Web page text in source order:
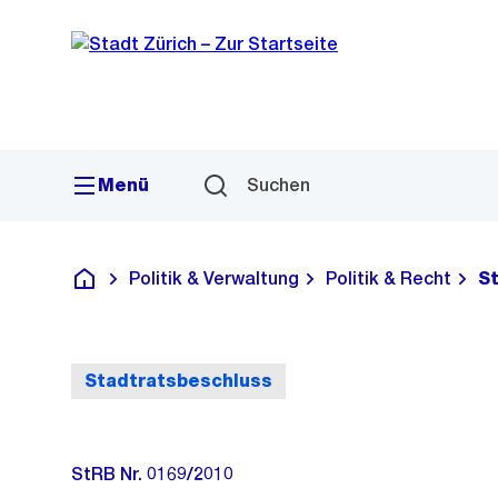
Navigation
Sprunglink
Menü Suchen
Deutsch
Politik & Verwaltung Politik & Recht
Stadtratsbeschluss
StRB Nr. 0169/2010